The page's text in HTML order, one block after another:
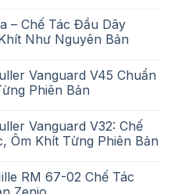
– Chế Tác Đầu Dây
Như Nguyên Bản
Vanguard V45 Chuẩn
Phiên Bản
Vanguard V32: Chế
Ôm Khít Từng Phiên Bản
RM 67-02 Chế Tác